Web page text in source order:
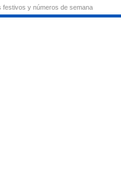
festivos y números de semana